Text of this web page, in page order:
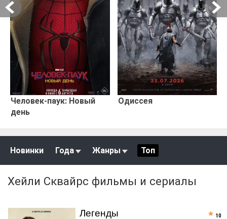
Человек-паук: Новый
день
Одиссея
Новинки Года Жанры Топ
Хейли Сквайрс фильмы и сериалы
Легенды 10